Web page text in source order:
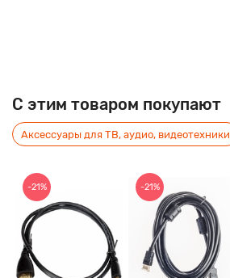
C этим товаром покупают
Аксессуары для ТВ, аудио, видеотехники
-21% -21%